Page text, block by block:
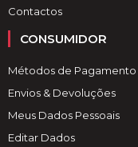
Contactos
CONSUMIDOR
Métodos de Pagamento
Envios & Devoluções
Meus Dados Pessoais
Editar Dados